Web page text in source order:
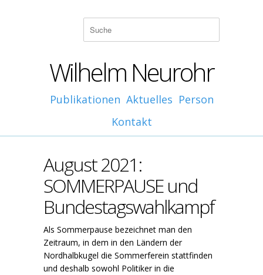
Wilhelm Neurohr
Publikationen Aktuelles Person
Kontakt
August 2021:
SOMMERPAUSE und
Bundestagswahlkampf
Als Sommerpause bezeichnet man den
Zeitraum, in dem in den Ländern der
Nordhalbkugel die Sommerferein stattfinden
und deshalb sowohl Politiker in die